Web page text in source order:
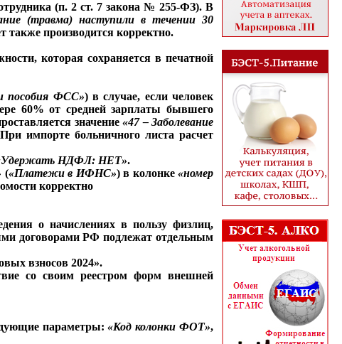
(п. 2 ст. 7 закона № 255-ФЗ). В
(травма) наступили в течении 30
также производится корректно.
которая сохраняется в печатной
пособия ФСС») в случае, если человек
60% от средней зарплаты бывшего
значение«47 – Заболевание
импорте больничного листа расчет
НДФЛ: НЕТ».
(«Платежи в ИФНС») в колонке «номер
корректно
о начислениях в пользу физлиц,
договорами РФ подлежат отдельным
взносов 2024».
со своим реестром форм внешней
параметры:«Код колонки ФОТ»,